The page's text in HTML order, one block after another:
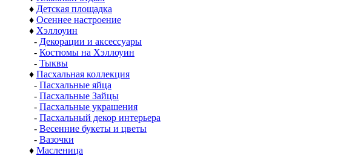
♦ Детская площадка
♦ Осеннее настроение
♦ Хэллоуин
- Декорации и аксессуары
- Костюмы на Хэллоуин
- Тыквы
♦ Пасхальная коллекция
- Пасхальные яйца
- Пасхальные Зайцы
- Пасхальные украшения
- Пасхальный декор интерьера
- Весенние букеты и цветы
- Вазочки
♦ Масленица